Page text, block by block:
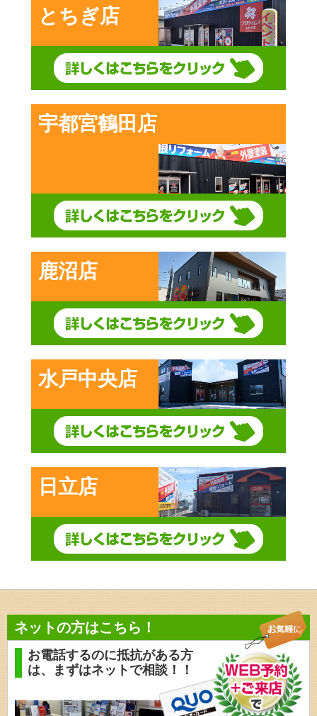
とちぎ店
宇都宮鶴田店
鹿沼店
水戸中央店
日立店
ネットの方はこちら！
お電話するのに抵抗がある方
は、
まずはネットで相談！！